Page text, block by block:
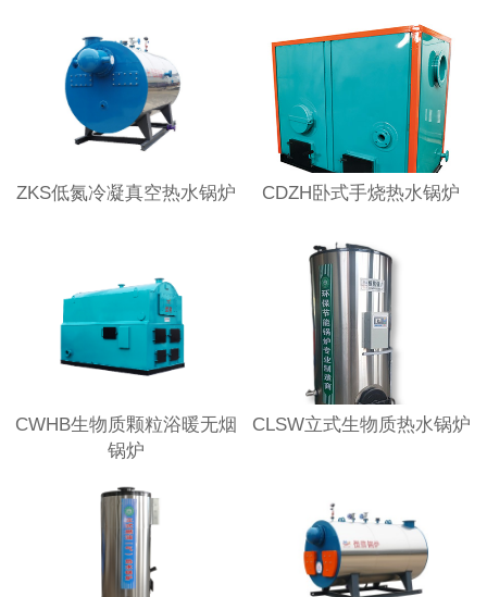
ZKS低氮冷凝真空热水锅炉 CDZH卧式手烧热水锅炉
CWHB生物质颗粒浴暖无烟
锅炉
CLSW立式生物质热水锅炉